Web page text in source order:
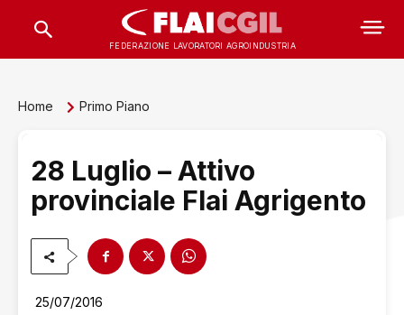
FEDERAZIONE LAVORATORI AGROINDUSTRIA
Home Primo Piano
28 Luglio – Attivo
provinciale Flai Agrigento
25/07/2016